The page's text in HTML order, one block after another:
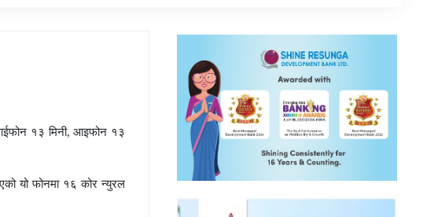
१३ मिनी, आइफोन १३
यो फोनमा १६ कोर न्युरल